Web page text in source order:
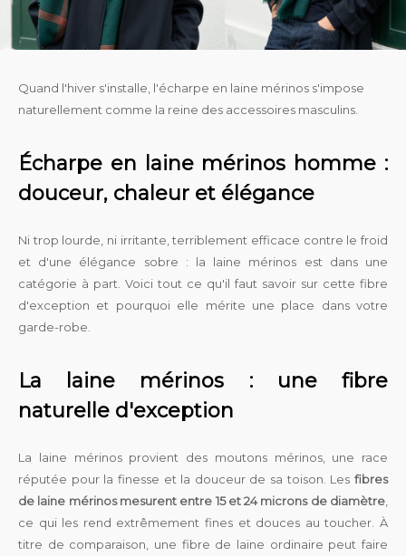
Quand l'hiver s'installe, l'écharpe en laine mérinos s'impose
naturellement comme la reine des accessoires masculins.
Écharpe en laine mérinos homme :
douceur, chaleur et élégance
Ni trop lourde, ni irritante, terriblement efficace contre le froid
et d'une élégance sobre : la laine mérinos est dans une
catégorie à part. Voici tout ce qu'il faut savoir sur cette fibre
d'exception et pourquoi elle mérite une place dans votre
garde-robe.
La laine mérinos : une fibre
naturelle d'exception
La laine mérinos provient des moutons mérinos, une race
réputée pour la finesse et la douceur de sa toison. Les fibres
de laine mérinos mesurent entre 15 et 24 microns de diamètre
ce qui les rend extrêmement fines et douces au toucher. À
titre de comparaison, une fibre de laine ordinaire peut faire